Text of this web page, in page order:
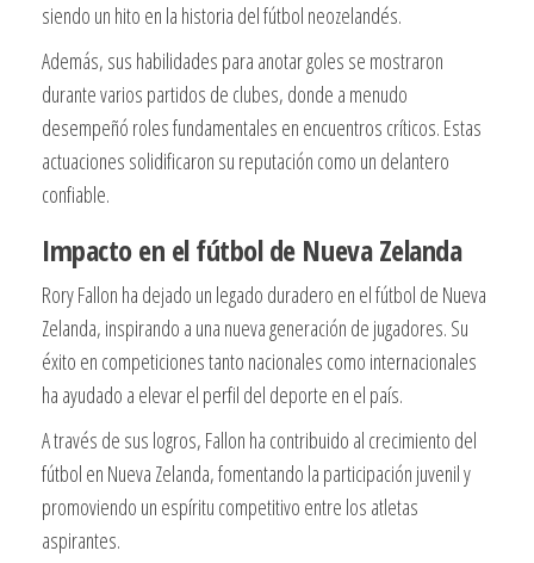
siendo un hito en la historia del fútbol neozelandés.
Además, sus habilidades para anotar goles se mostraron
durante varios partidos de clubes, donde a menudo
desempeñó roles fundamentales en encuentros críticos. Estas
actuaciones solidificaron su reputación como un delantero
confiable.
Impacto en el fútbol de Nueva Zelanda
Rory Fallon ha dejado un legado duradero en el fútbol de Nueva
Zelanda, inspirando a una nueva generación de jugadores. Su
éxito en competiciones tanto nacionales como internacionales
ha ayudado a elevar el perfil del deporte en el país.
A través de sus logros, Fallon ha contribuido al crecimiento del
fútbol en Nueva Zelanda, fomentando la participación juvenil y
promoviendo un espíritu competitivo entre los atletas
aspirantes.